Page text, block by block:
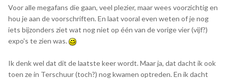
Voor alle megafans die gaan, veel plezier, maar wees voorzichtig en
hou je aan de voorschriften. En laat vooral even weten of je nog
iets bijzonders ziet wat nog niet op één van de vorige vier (vijf?)
expo's te zien was.
Ik denk wel dat dit de laatste keer wordt. Maar ja, dat dacht ik ook
toen ze in Terschuur (toch?) nog kwamen optreden. En ik dacht